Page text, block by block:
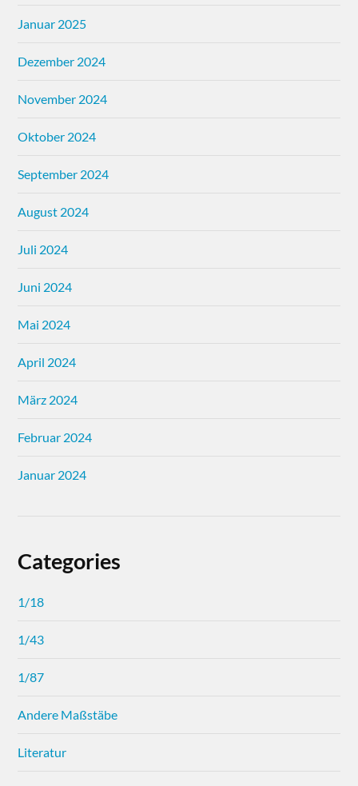
Januar 2025
Dezember 2024
November 2024
Oktober 2024
September 2024
August 2024
Juli 2024
Juni 2024
Mai 2024
April 2024
März 2024
Februar 2024
Januar 2024
Categories
1/18
1/43
1/87
Andere Maßstäbe
Literatur